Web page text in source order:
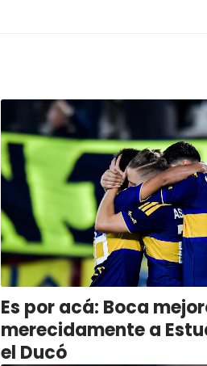
Es por acá: Boca
merecidamente a
el Ducó